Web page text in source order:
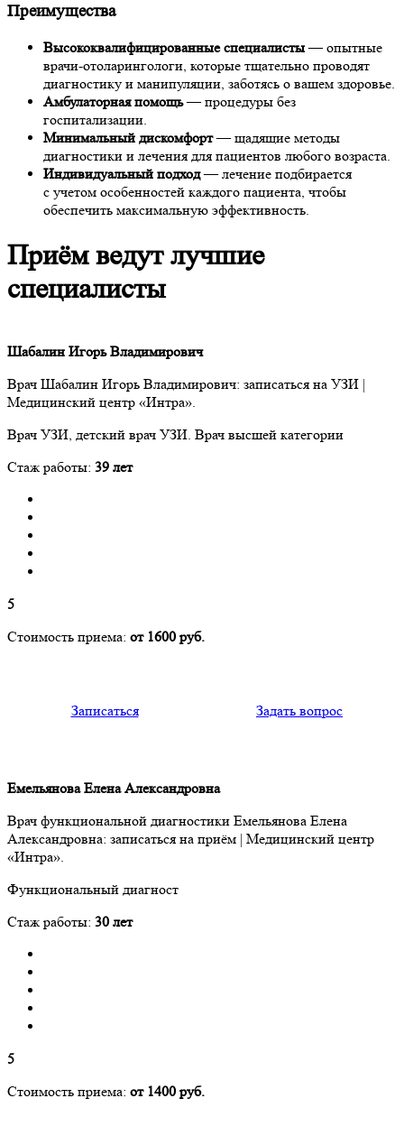
Преимущества
Высококвалифицированные специалисты— опытные
врачи-отоларингологи, которые тщательно проводят
диагностику и манипуляции, заботясь о вашем здоровье.
Амбулаторная помощь— процедуры без
госпитализации.
Минимальный дискомфорт— щадящие методы
диагностики и лечения для пациентов любого возраста.
Индивидуальный подход— лечение подбирается
с учетом особенностей каждого пациента, чтобы
обеспечить максимальную эффективность.
Приём ведут лучшие
специалисты
Шабалин Игорь Владимирович
Врач Шабалин Игорь Владимирович: записаться на УЗИ |
Медицинский центр «Интра».
Врач УЗИ, детский врач УЗИ. Врач высшей категории
Стаж работы: 39 лет
5
Стоимость приема: от 1600 руб.
Записаться Задать вопрос
Емельянова Елена Александровна
Врач функциональной диагностики Емельянова Елена
Александровна: записаться на приём | Медицинский центр
«Интра».
Функциональный диагност
Стаж работы: 30 лет
5
Стоимость приема: от 1400 руб.